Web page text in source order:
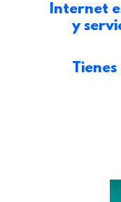
Internet
y